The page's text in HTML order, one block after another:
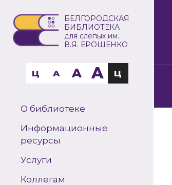
БЕЛГОРОДСКАЯ
БИБЛИОТЕКА
для слепых им.
В.Я. ЕРОШЕНКО
Ц A A A Ц
О библиотеке
Информационные
ресурсы
Услуги
Коллегам